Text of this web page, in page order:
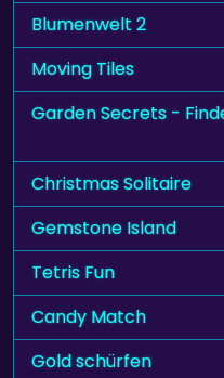
Blumenwelt 2
Moving Tiles
Garden Secrets -
Christmas Solitaire
Gemstone Island
Tetris Fun
Candy Match
Gold schürfen